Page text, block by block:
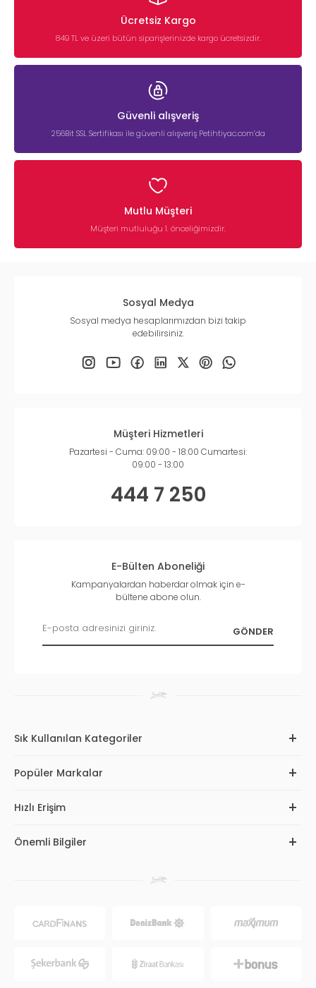
Ücretsiz Kargo
849 TL ve üzeri bütün siparişlerinizde kargo ücretsizdir.
Güvenli alışveriş
256Bit SSL Sertifikası ile güvenli alışveriş Petihtiyac.com’da
Mutlu Müşteri
Müşteri mutluluğu 1. önceliğimizdir.
Sosyal Medya
Sosyal medya hesaplarımızdan bizi takip
edebilirsiniz.
Müşteri Hizmetleri
Pazartesi - Cuma: 09:00 - 18:00 Cumartesi:
09:00 - 13:00
444 7 250
E-Bülten Aboneliği
Kampanyalardan haberdar olmak için e-
bültene abone olun.
Sık Kullanılan Kategoriler
Popüler Markalar
Hızlı Erişim
Önemli Bilgiler